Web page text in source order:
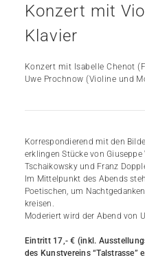
Konzert mit
Klavier
Konzert mit Isabelle Chenot
Uwe Prochnow (Violine und
Korrespondierend mit den
erklingen Stücke von Giuseppe
Tschaikowsky und Franz
Im Mittelpunkt des Abends
Poetischen, um
kreisen.
Moderiert wird der Abend von
Eintritt 17,- € (inkl.
des Kunstvereins “Talstrasse”